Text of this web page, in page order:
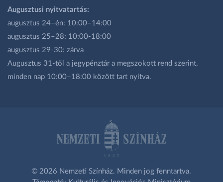
Augusztusi nyitvatartás:
augusztus 24–én: 10:00–14:00
augusztus 25–28: 10:00-18:00
augusztus 29-30: zárva
Augusztus 31-től a jegypénztár a megszokott rend szerint,
minden nap 10:00–18:00 között tart nyitva.
© 2026 Nemzeti Színház. Minden jog fenntartva.